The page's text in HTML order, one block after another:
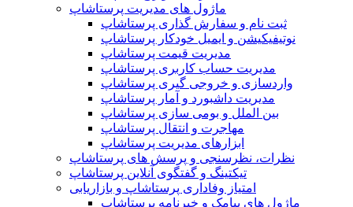
ماژول های مدیریت پرستاشاپ
ثبت نام و سفارش گذاری پرستاشاپ
نوتیفیکیشن و ایمیل خودکار پرستاشاپ
مدیریت قیمت پرستاشاپ
مدیریت حساب کاربری پرستاشاپ
واردسازی و خروجی گیری پرستاشاپ
مدیریت داشبورد و آمار پرستاشاپ
بین الملل و بومی سازی پرستاشاپ
مهاجرت و انتقال پرستاشاپ
ابزارهای مدیریت پرستاشاپ
نظرات، نظرسنجی و پرسش های پرستاشاپ
تیکتینگ و گفتگوی آنلاین پرستاشاپ
امتیاز وفاداری پرستاشاپ و بازاریابی
ماژول های پیامک و خبرنامه پرستاشاپ